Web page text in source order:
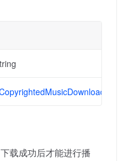
载成功后才能进行播